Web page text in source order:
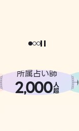
どうせなら
。
所属占い師
2,000人
超